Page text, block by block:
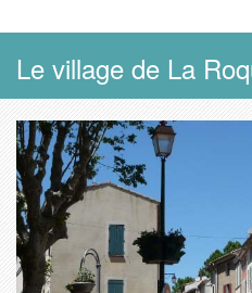
Le village de La